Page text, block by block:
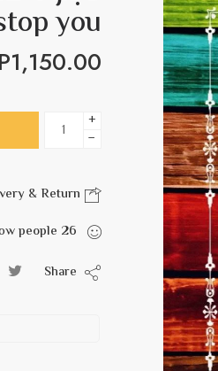
you
1,150.00
+
−
26
people
are viewing this right now